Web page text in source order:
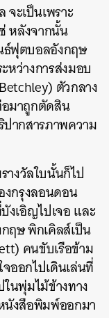
ะเป็นเพราะ
หลังจากนั้น
ธ์ฟุตบอลอังกฤษ
หว่างการส่งมอบ
ตัวกลาง
มาถูกตัดสิน
ปากสารภาพความ
งวัลใบนั้นก็ไป
งกรุงลอนดอน
งเอิญไปเจอ และ
ฤษ พิกเคิลส์เป็น
คนขับเรือข้าม
ออกไปเดินเล่นที่
นพุ่มไม้ข้างทาง
นังสือพิมพ์ออกมา